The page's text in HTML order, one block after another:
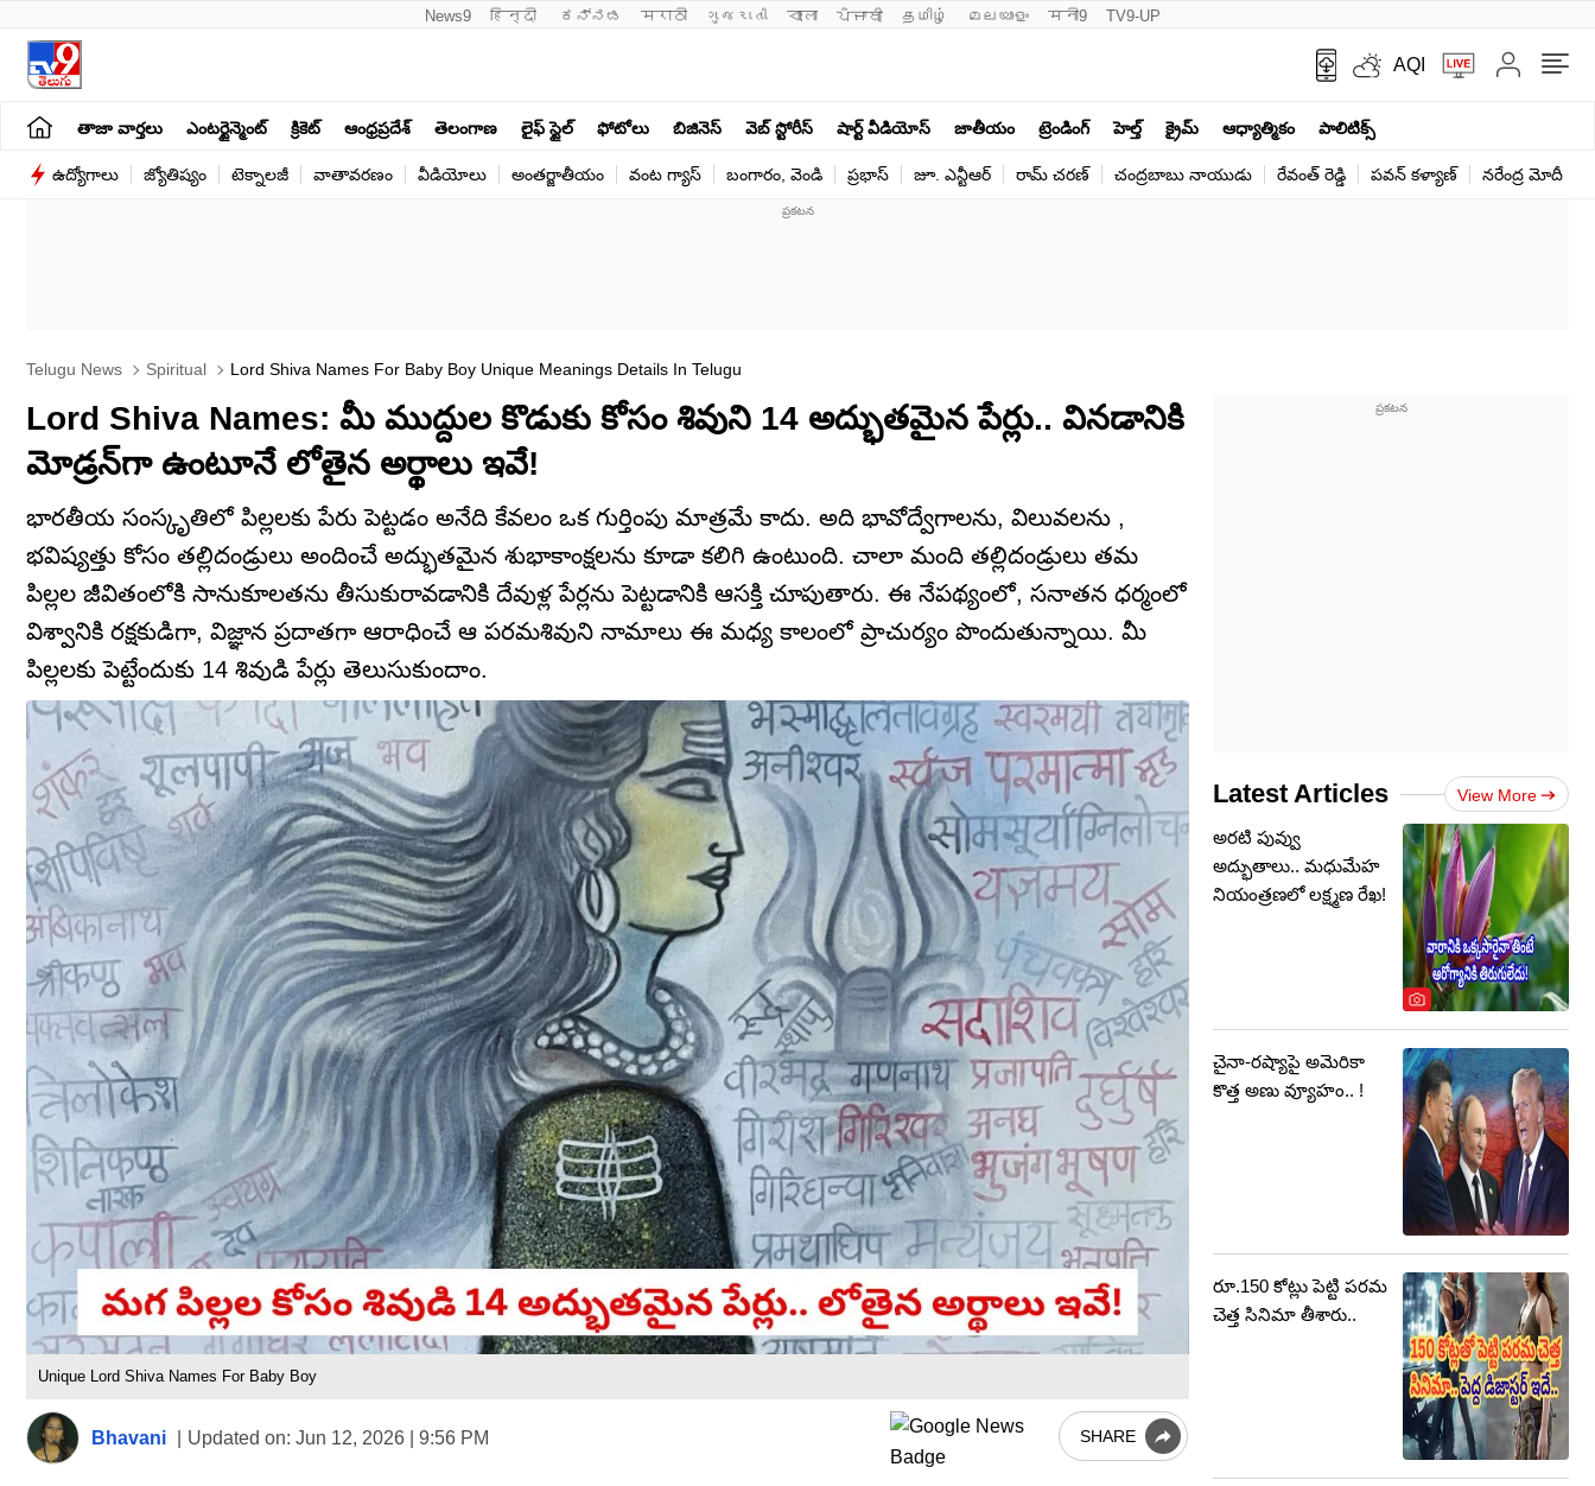
News9 हिन्दी ಕನ್ನಡ मराठी ગુજરાતી বাংলা ਪੰਜਾਬੀ தமிழ் മലയാളം मनी9 TV9-UP
AQI
తాజా వార్తలు ఎంటర్టైన్మెంట్ క్రికెట్ ఆంధ్రప్రదేశ్ తెలంగాణ లైఫ్ స్టైల్ ఫోటోలు బిజినెస్ వెబ్ స్టోరీస్ షార్ట్ వీడియోస్ జాతీయం ట్రెండింగ్ హెల్త్‌ క్రైమ్ ఆధ్యాత్మికం పాలిటిక్స్‌
ఉద్యోగాలు జ్యోతిష్యం టెక్నాలజీ వాతావరణం వీడియోలు అంతర్జాతీయం వంట గ్యాస్ బంగారం, వెండి ప్రభాస్ జూ. ఎన్టీఆర్ రామ్ చ‌ర‌ణ్‌ చంద్రబాబు నాయుడు రేవంత్ రెడ్డి పవన్ కళ్యాణ్ నరేంద్ర మోదీ
Telugu News Spiritual Lord Shiva Names For Baby Boy Unique Meanings Details In Telugu
Lord Shiva Names: మీ ముద్దుల కొడుకు కోసం శివుని 14 అద్భుతమైన పేర్లు.. వినడానికి
మోడ్రన్‌గా ఉంటూనే లోతైన అర్థాలు ఇవే!
భారతీయ సంస్కృతిలో పిల్లలకు పేరు పెట్టడం అనేది కేవలం ఒక గుర్తింపు మాత్రమే కాదు. అది భావోద్వేగాలను, విలువలను ,
భవిష్యత్తు కోసం తల్లిదండ్రులు అందించే అద్భుతమైన శుభాకాంక్షలను కూడా కలిగి ఉంటుంది. చాలా మంది తల్లిదండ్రులు తమ
పిల్లల జీవితంలోకి సానుకూలతను తీసుకురావడానికి దేవుళ్ల పేర్లను పెట్టడానికి ఆసక్తి చూపుతారు. ఈ నేపథ్యంలో, సనాతన ధర్మంలో
విశ్వానికి రక్షకుడిగా, విజ్ఞాన ప్రదాతగా ఆరాధించే ఆ పరమశివుని నామాలు ఈ మధ్య కాలంలో ప్రాచుర్యం పొందుతున్నాయి. మీ
పిల్లలకు పెట్టేందుకు 14 శివుడి పేర్లు తెలుసుకుందాం.
Unique Lord Shiva Names For Baby Boy
Bhavani Updated on: Jun 12, 2026 | 9:56 PM SHARE
Latest Articles View More
అరటి పువ్వు
అద్భుతాలు.. మధుమేహ
నియంత్రణలో లక్ష్మణ రేఖ!
చైనా-రష్యాపై అమెరికా
కొత్త అణు వ్యూహం.. !
రూ.150 కోట్లు పెట్టి పరమ
చెత్త సినిమా తీశారు..